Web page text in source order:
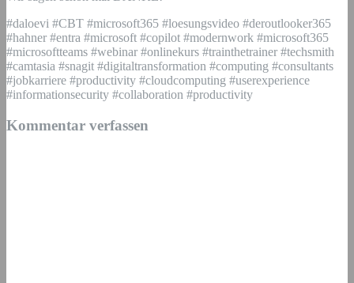
#daloevi #CBT #microsoft365 #loesungsvideo #deroutlooker365
#hahner #entra #microsoft #copilot #modernwork #microsoft365
#microsoftteams #webinar #onlinekurs #trainthetrainer #techsmith
#camtasia #snagit #digitaltransformation #computing #consultants
#jobkarriere #productivity #cloudcomputing #userexperience
#informationsecurity #collaboration #productivity
Kommentar verfassen